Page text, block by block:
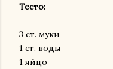
Тесто:
3 ст. муки
1 ст. воды
1 яйцо